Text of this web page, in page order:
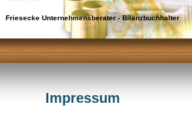
Friesecke Unternehmensberater - Bilanzbuchhalter
Impressum